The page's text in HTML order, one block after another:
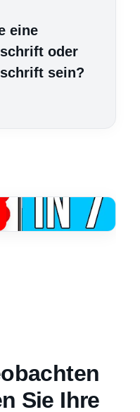
eine
oder
sein?
Sie Ihre